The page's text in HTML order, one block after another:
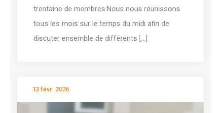
trentaine de membres.Nous nous réunissons
tous les mois sur le temps du midi afin de
discuter ensemble de différents [...]
13 févr. 2026